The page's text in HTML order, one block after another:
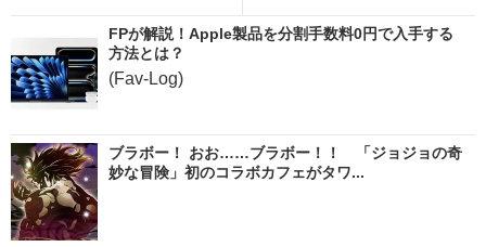
FPが解説！Apple製品を分割手数料0円で入手する
方法とは？
(Fav-Log)
ブラボー！ おお……ブラボー！！ 「ジョジョの奇
妙な冒険」初のコラボカフェがタワ...